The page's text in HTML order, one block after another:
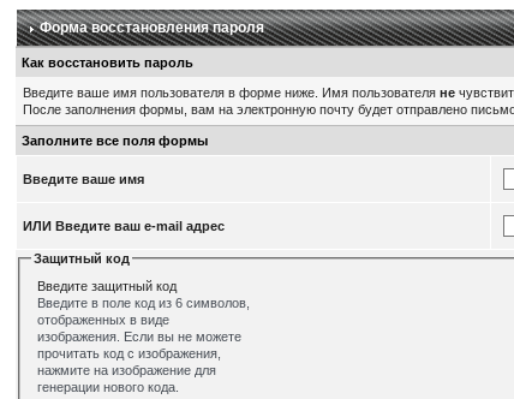
Форма восстановления пароля
Как восстановить пароль
Введите ваше имя пользователя в форме ниже. Имя пользователяне
После заполнения формы, вам на электронную почту будет отправлено
Заполните все поля формы
Введите ваше имя
ИЛИ Введите ваш e-mail адрес
Защитный код
Введите защитный код
Введите в поле код из 6 символов,
отображенных в виде
изображения. Если вы не можете
прочитать код с изображения,
нажмите на изображение для
генерации нового кода.